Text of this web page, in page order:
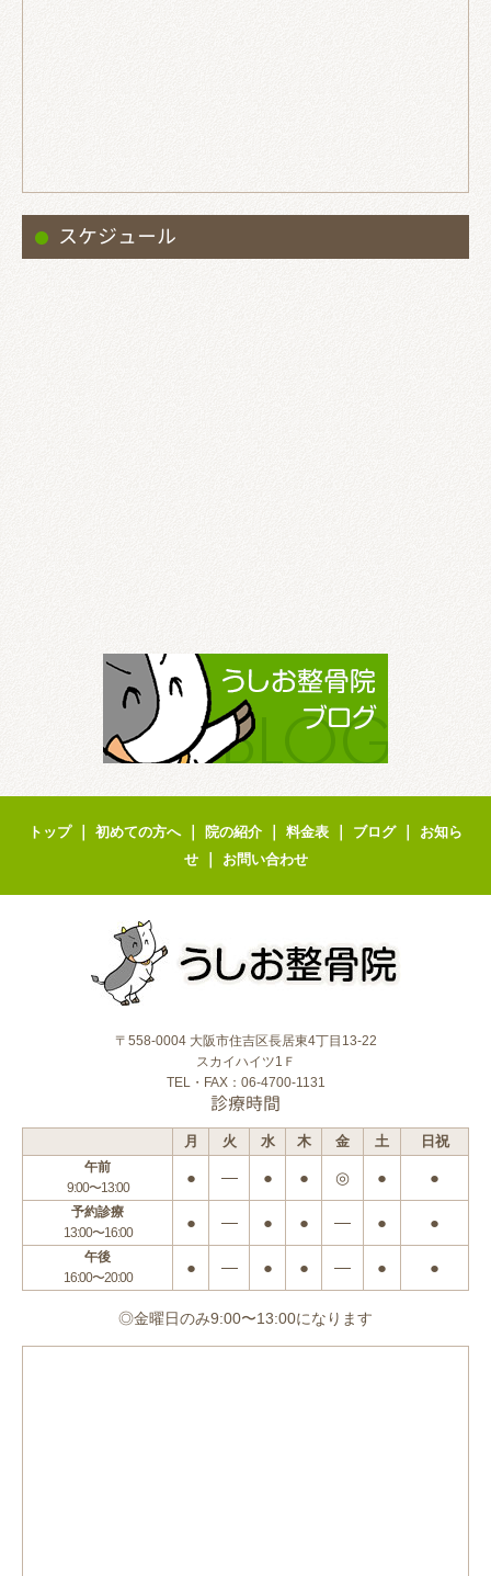
スケジュール
トップ｜ 初めての方へ｜ 院の紹介 ｜ 料金表 ｜ ブログ｜ お知ら
せ｜ お問い合わせ
〒558-0004 大阪市住吉区長居東4丁目13-22
スカイハイツ1Ｆ
TEL・FAX：06-4700-1131
診療時間
月 火 水 木 金 土 日祝
午前
9:00〜13:00
● ― ● ● ◎ ● ●
予約診療
13:00〜16:00
● ― ● ● ― ● ●
午後
16:00〜20:00
● ― ● ● ― ● ●
◎金曜日のみ9:00〜13:00になります